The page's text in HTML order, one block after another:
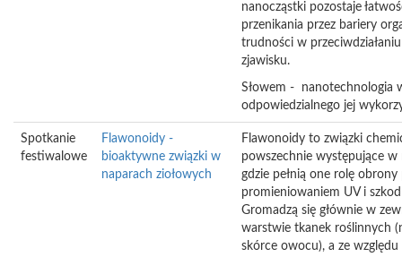
nanocząstki pozostaje
przenikania przez bariery
trudności w
zjawisku.
Słowem - nanotechnologia
odpowiedzialnego jej
Spotkanie
festiwalowe
Flawonoidy -
bioaktywne związki w
naparach ziołowych
Flawonoidy to związki
powszechnie występujące w
gdzie pełnią one rolę obrony
promieniowaniem UV i
Gromadzą się głównie w
warstwie tkanek roślinnych
skórce owocu), a ze względu